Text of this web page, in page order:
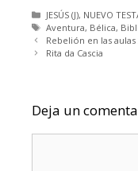
Categorías
JESÚS (J), NUEVO
Etiquetas
Aventura, Bélica,
Rebelión en las aulas
Rita da Cascia
Deja un